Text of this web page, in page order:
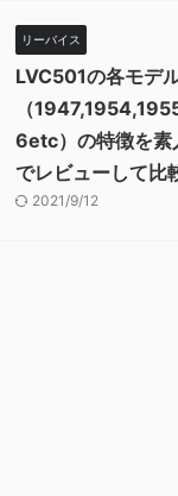
リーバイス
LVC501の各モデ
（
6etc）の特徴を素
でレビューして比
2021/9/12